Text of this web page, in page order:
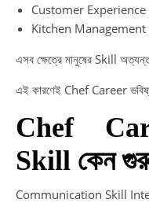
Customer Experience
Kitchen Management
এসব ক্ষেত্রে মানুষের Skill
এই কারণেই Chef Career
Chef
Skill কেন
Communication Skill